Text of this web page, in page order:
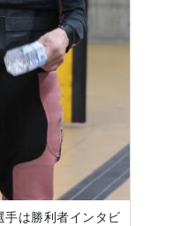
手は勝利者インタビ